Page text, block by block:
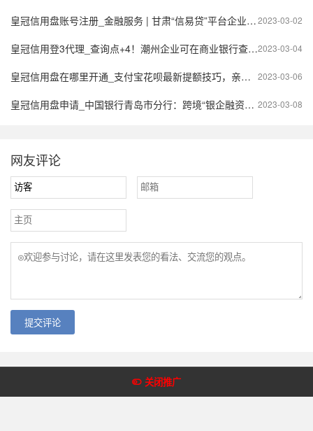
关闭推广
2023-03-02
皇冠信用盘账号注册_金融服务 | 甘肃“信易贷”平台企业注册流程
2023-03-04
皇冠信用登3代理_查询点+4！潮州企业可在商业银行查询信用报告了
2023-03-06
皇冠信用盘在哪里开通_支付宝花呗最新提额技巧，亲测有效！！点赞收藏！！
2023-03-08
皇冠信用盘申请_中国银行青岛市分行：跨境“银企融资对接”应用场景上线，首日实现业务落地
网友评论
提交评论
Copyright @2018-2022 皇冠体育网 版权所有